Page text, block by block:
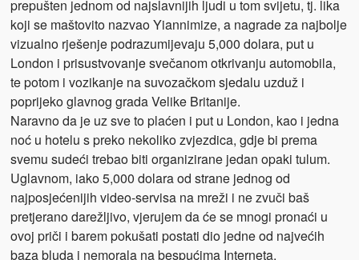
prepušten jednom od najslavnijih ljudi u tom svijetu, tj. lika
koji se maštovito nazvao Yiannimize, a nagrade za najbolje
vizualno rješenje podrazumijevaju 5,000 dolara, put u
London i prisustvovanje svečanom otkrivanju automobila,
te potom i vozikanje na suvozačkom sjedalu uzduž i
poprijeko glavnog grada Velike Britanije.
Naravno da je uz sve to plaćen i put u London, kao i jedna
noć u hotelu s preko nekoliko zvjezdica, gdje bi prema
svemu sudeći trebao biti organizirane jedan opaki tulum.
Uglavnom, iako 5,000 dolara od strane jednog od
najposjećenijih video-servisa na mreži i ne zvuči baš
pretjerano darežljivo, vjerujem da će se mnogi pronaći u
ovoj priči i barem pokušati postati dio jedne od najvećih
baza bluda i nemorala na bespućima Interneta.